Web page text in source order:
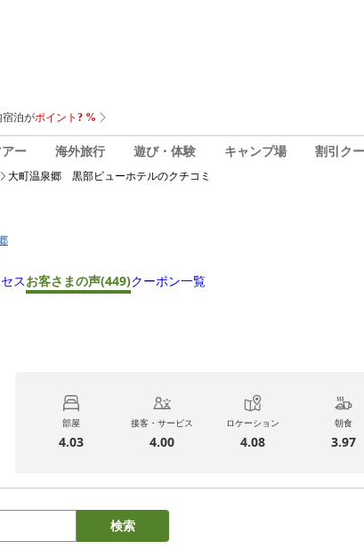
ー 海外旅行 遊び・体験 キャンプ場 割引ク
大町温泉郷 黒部ビューホテルのクチコミ
スお客さまの声(449)クーポン一覧
部屋
4.03
接客・サービス
4.00
ロケーション
4.08
朝食
3.97
検索